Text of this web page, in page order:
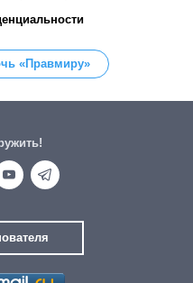
«Правмиру»